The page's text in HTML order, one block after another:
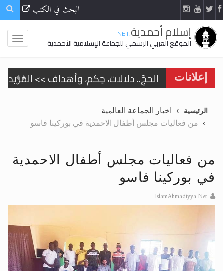
البحث في الكتب
إسلام أحمدية.NET
الموقع العربي الرسمي للجماعة الإسلامية الأحمدية
إعلانات
الحجّ.. دلالات، حِكم، وأهداف >> المزيد
تعميم هامّ لأفراد الجماعة >> المزيد
اقرأ هذا الكتاب وتعرّف على حقيقة
الحجّ.. دلالات، حِكم، وأهداف >> المزيد
اقرأ هذا المقال في أهمية عيد
اقرأ هذا المقال في أهمية عيد
الرئيسية
اخبار الجماعة العالمية
من فعاليات مجلس أطفال الاحمدية في بوركينا فاسو
من فعاليات مجلس أطفال الاحمدية
في بوركينا فاسو
IslamAhmadiyya.Net